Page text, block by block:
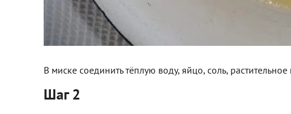
В миске соединить тёплую воду, яйцо, соль,
Шаг 2